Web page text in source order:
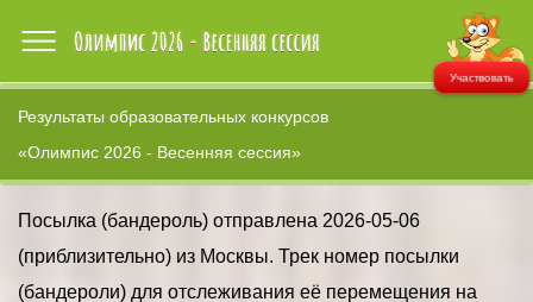
Участвовать
Результаты образовательных конкурсов
«Олимпис 2026 - Весенняя сессия»
Посылка (бандероль) отправлена 2026-05-06
(приблизительно) из Москвы. Трек номер посылки
(бандероли) для отслеживания её перемещения на